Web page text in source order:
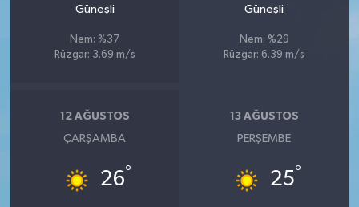
Güneşli
Nem: %37
Rüzgar: 3.69 m/s
Güneşli
Nem: %29
Rüzgar: 6.39 m/s
12 AĞUSTOS
ÇARŞAMBA
26°
13 AĞUSTOS
PERŞEMBE
25°